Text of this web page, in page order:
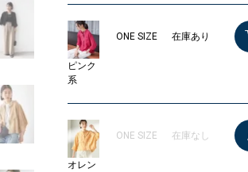
ピンク
系
ONE SIZE 在庫あり
オレン
ONE SIZE 在庫なし